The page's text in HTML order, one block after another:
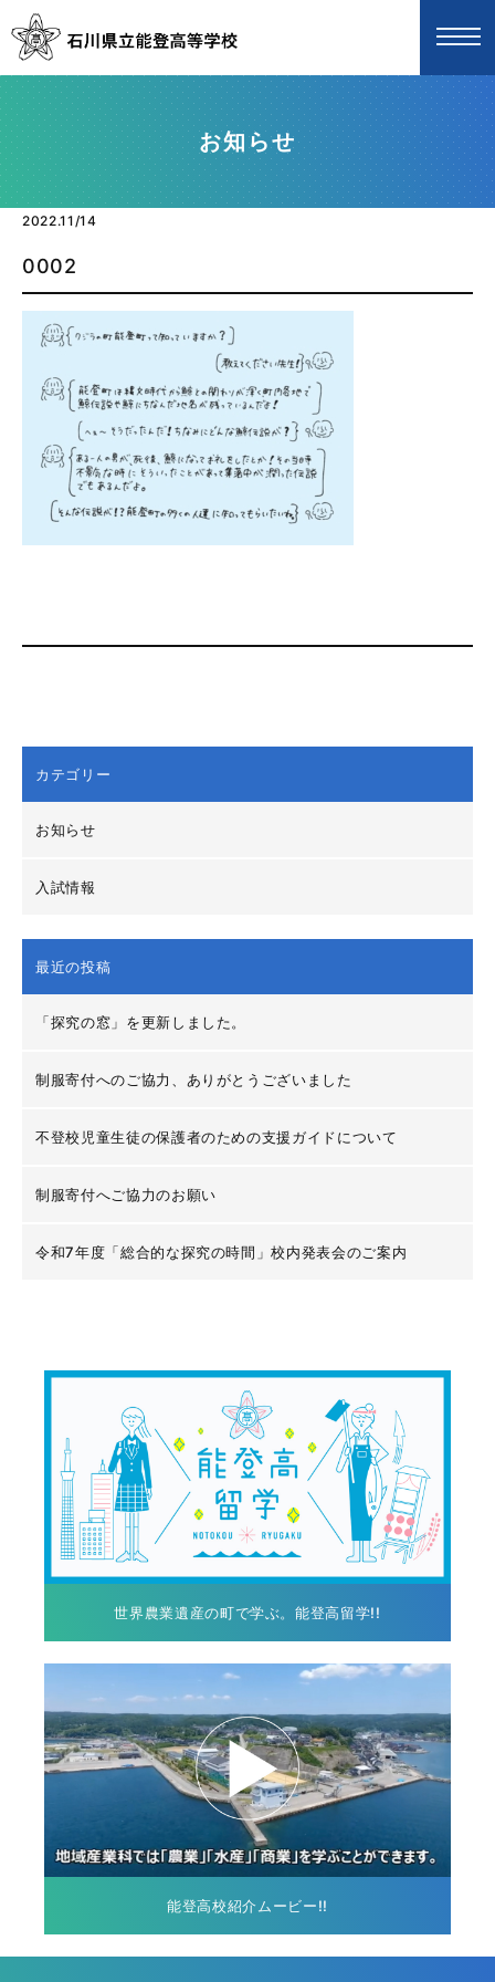
お知らせ
2022.11/14
0002
カテゴリー
お知らせ
入試情報
最近の投稿
「探究の窓」を更新しました。
制服寄付へのご協力、ありがとうございました
不登校児童生徒の保護者のための支援ガイドについて
制服寄付へご協力のお願い
令和7年度「総合的な探究の時間」校内発表会のご案内
世界農業遺産の町で学ぶ。能登高留学!!
能登高校紹介ムービー!!